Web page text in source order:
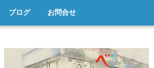
ブログ お問合せ